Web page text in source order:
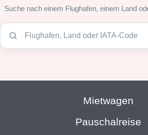
Suche nach einem Flughafen, einem Land
Mietwagen
Pauschalreise